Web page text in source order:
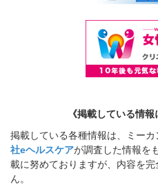
《掲載している情
掲載している各種情報は、ミー
社eヘルスケアが調査した情報を
載に努めておりますが、内容を
ん。